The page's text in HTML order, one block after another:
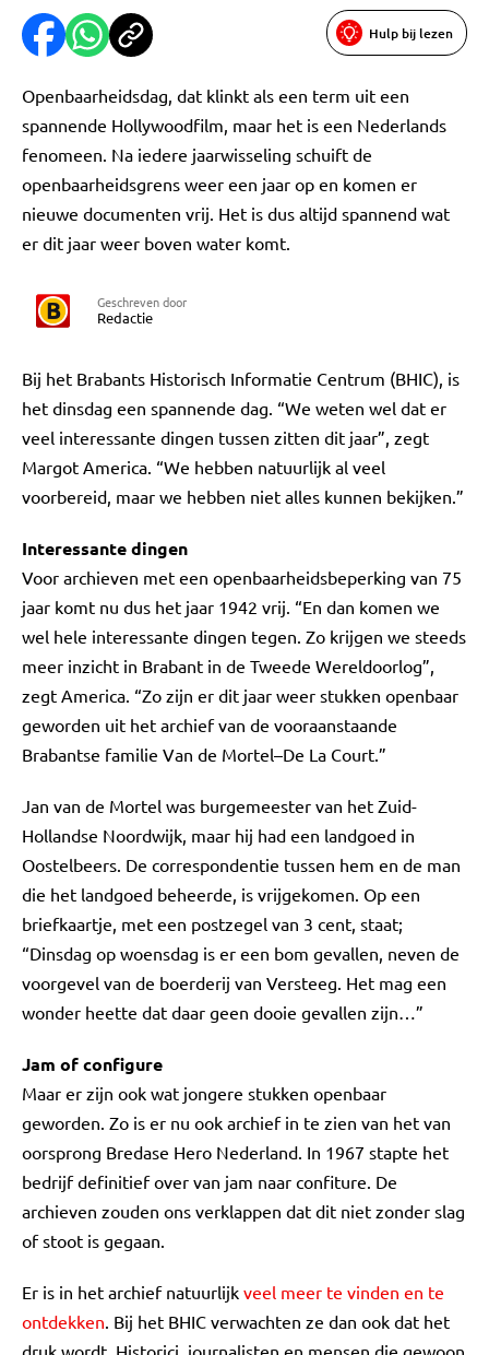
Hulp bij lezen
Openbaarheidsdag, dat klinkt als een term uit een
spannende Hollywoodfilm, maar het is een Nederlands
fenomeen. Na iedere jaarwisseling schuift de
openbaarheidsgrens weer een jaar op en komen er
nieuwe documenten vrij. Het is dus altijd spannend wat
er dit jaar weer boven water komt.
Geschreven door
Redactie
Bij het Brabants Historisch Informatie Centrum (BHIC), is
het dinsdag een spannende dag. “We weten wel dat er
veel interessante dingen tussen zitten dit jaar”, zegt
Margot America. “We hebben natuurlijk al veel
voorbereid, maar we hebben niet alles kunnen bekijken.”
Interessante dingen
Voor archieven met een openbaarheidsbeperking van 75
jaar komt nu dus het jaar 1942 vrij. “En dan komen we
wel hele interessante dingen tegen. Zo krijgen we steeds
meer inzicht in Brabant in de Tweede Wereldoorlog”,
zegt America. “Zo zijn er dit jaar weer stukken openbaar
geworden uit het archief van de vooraanstaande
Brabantse familie Van de Mortel–De La Court.”
Jan van de Mortel was burgemeester van het Zuid-
Hollandse Noordwijk, maar hij had een landgoed in
Oostelbeers. De correspondentie tussen hem en de man
die het landgoed beheerde, is vrijgekomen. Op een
briefkaartje, met een postzegel van 3 cent, staat;
“Dinsdag op woensdag is er een bom gevallen, neven de
voorgevel van de boerderij van Versteeg. Het mag een
wonder heette dat daar geen dooie gevallen zijn…”
Jam of configure
Maar er zijn ook wat jongere stukken openbaar
geworden. Zo is er nu ook archief in te zien van het van
oorsprong Bredase Hero Nederland. In 1967 stapte het
bedrijf definitief over van jam naar confiture. De
archieven zouden ons verklappen dat dit niet zonder slag
of stoot is gegaan.
Er is in het archief natuurlijk veel meer te vinden en te
ontdekken. Bij het BHIC verwachten ze dan ook dat het
druk wordt. Historici, journalisten en mensen die gewoon